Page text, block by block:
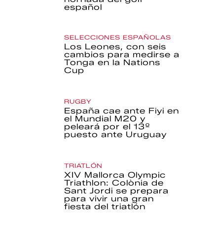
español
SELECCIONES ESPAÑOLAS
Los Leones, con seis
cambios para medirse a
Tonga en la Nations
Cup
RUGBY
España cae ante Fiyi en
el Mundial M20 y
peleará por el 13º
puesto ante Uruguay
TRIATLÓN
XIV Mallorca Olympic
Triathlon: Colònia de
Sant Jordi se prepara
para vivir una gran
fiesta del triatlón